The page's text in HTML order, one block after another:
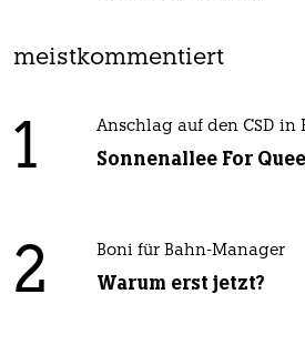
meistkommentiert
1 Anschlag auf den CSD in
Sonnenallee For
2 Boni für Bahn-Manager
Warum erst jetzt?